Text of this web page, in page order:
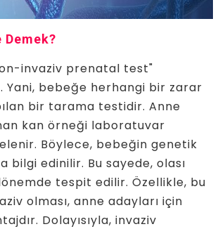
invaziv prenatal test"
Yani, bebeğe herhangi bir zarar
bir tarama testidir. Anne
kan örneği laboratuvar
Böylece, bebeğin genetik
bilgi edinilir. Bu sayede, olası
tespit edilir. Özellikle, bu
olması, anne adayları için
Dolayısıyla, invaziv